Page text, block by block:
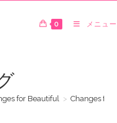
0 メニュー
for Beautiful > Changes for